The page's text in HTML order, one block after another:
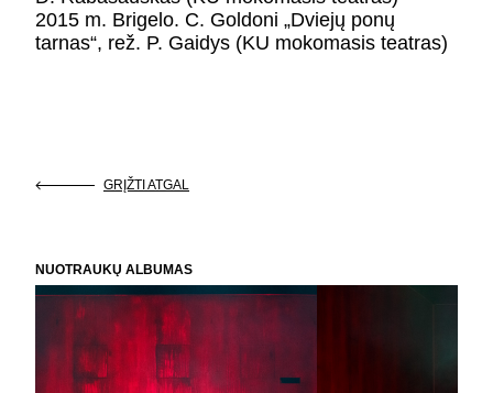
2015 m. Brigelo. C. Goldoni „Dviejų ponų
tarnas“, rež. P. Gaidys (KU mokomasis teatras)
GRĮŽTI ATGAL
NUOTRAUKŲ ALBUMAS